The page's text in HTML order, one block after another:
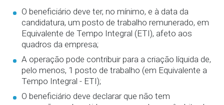
O beneficiário deve ter, no mínimo, e à data da
candidatura, um posto de trabalho remunerado, em
Equivalente de Tempo Integral (ETI), afeto aos
quadros da empresa;
A operação pode contribuir para a criação líquida de,
pelo menos, 1 posto de trabalho (em Equivalente a
Tempo Integral - ETI);
O beneficiário deve declarar que não tem